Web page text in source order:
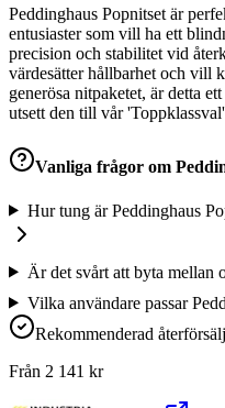
Peddinghaus Popnitset är
entusiaster som vill ha ett
precision och stabilitet vid
värdesätter hållbarhet och vill
generösa nitpaketet, är detta
utsett den till vår
Vanliga frågor om
Hur tung är Peddinghaus
Är det svårt att byta mellan
Vilka användare passar
Rekommenderad
Från 2 141 kr